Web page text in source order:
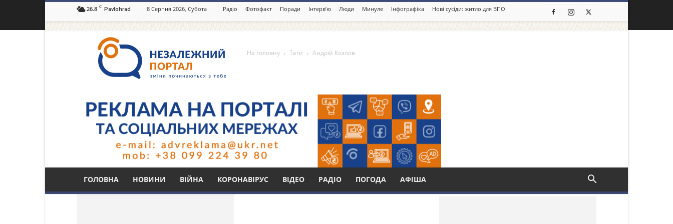
26.8 C Pavlohrad 8 Серпня 2026, Субота Радіо Фотофакт Поради Інтерв’ю Люди Минуле Інфографіка Нові сусіди: житло для ВПО
портал
Павлоград.dp.ua
ГОЛОВНА НОВИНИ ВІЙНА КОРОНАВІРУС ВІДЕО РАДІО ПОГОДА АФІША
На головну Теги Андрій Козлов
Тег: Андрій Козлов